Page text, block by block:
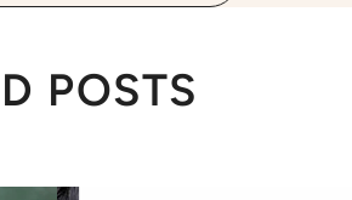
POSTS